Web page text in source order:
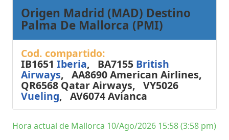
Origen Madrid (MAD) Destino
Palma De Mallorca (PMI)
Cod. compartido:
IB1651 Iberia, BA7155 British
Airways, AA8690 American Airlines,
QR6568 Qatar Airways, VY5026
Vueling, AV6074 Avianca
Hora actual de Mallorca 10/Ago/2026 15:58 (3:58 pm)